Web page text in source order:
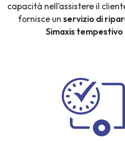
capacità nell’assistere il
fornisce un servizio di
Simaxis